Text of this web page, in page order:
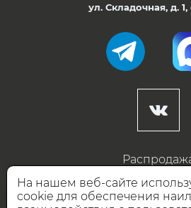
ул. Складочная, д.
Готовые
На нашем веб-сайте
cookie для обеспечения